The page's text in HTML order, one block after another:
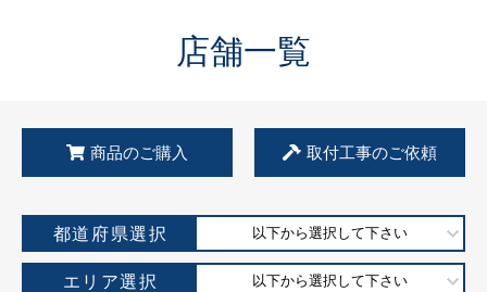
店舗一覧
商品のご購入 取付工事のご依頼
都道府県選択 以下から選択して下さい
エリア選択 以下から選択して下さい